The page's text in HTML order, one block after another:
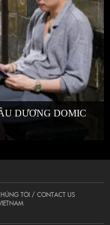
DƯƠNG DOMIC
TÔI / CONTACT US